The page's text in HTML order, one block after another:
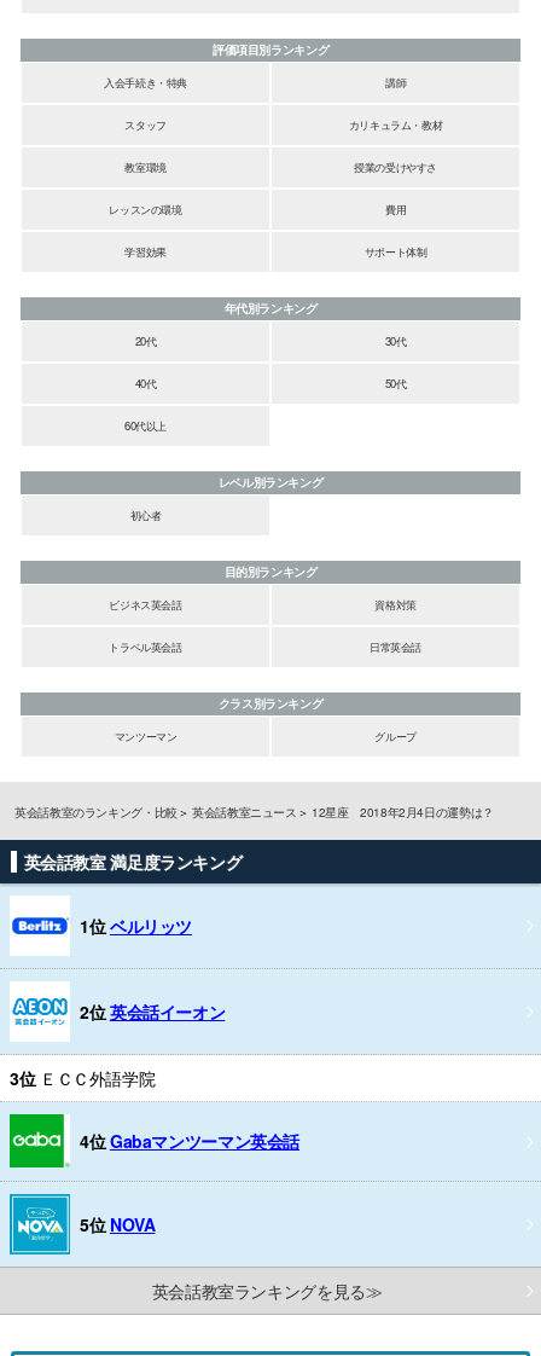
評価項目別ランキング
入会手続き・特典
講師
スタッフ カリキュラム・教材
教室環境 授業の受けやすさ
レッスンの環境 費用
学習効果 サポート体制
年代別ランキング
20代
30代
40代 50代
60代以上
レベル別ランキング
初心者
目的別ランキング
ビジネス英会話
資格対策
トラベル英会話 日常英会話
クラス別ランキング
マンツーマン
グループ
英会話教室のランキング・比較 英会話教室ニュース 12星座 2018年2月4日の運勢は？
英会話教室 満足度ランキング
1位ベルリッツ
2位英会話イーオン
3位 ＥＣＣ外語学院
4位Gabaマンツーマン英会話
5位 NOVA
英会話教室ランキングを見る≫